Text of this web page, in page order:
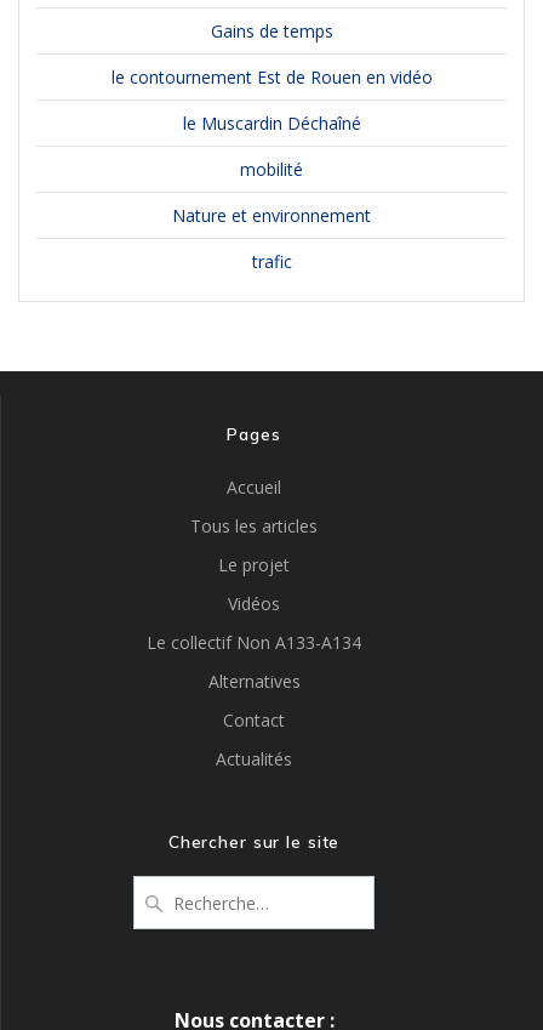
Gains de temps
le contournement Est de Rouen en vidéo
le Muscardin Déchaîné
mobilité
Nature et environnement
trafic
Pages
Accueil
Tous les articles
Le projet
Vidéos
Le collectif Non A133-A134
Alternatives
Contact
Actualités
Chercher sur le site
pour
Nous contacter :